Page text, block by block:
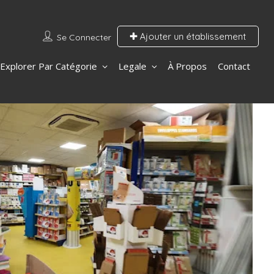
Se Connecter Ajouter un établissement
Explorer Par Catégorie Legale À Propos Contact